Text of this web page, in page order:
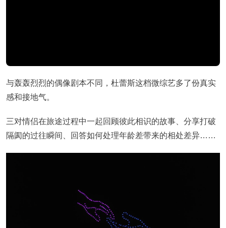
与轰轰烈烈的偶像剧本不同，杜蕾斯这档微综艺多了份真实
感和接地气。
三对情侣在旅途过程中一起回顾彼此相识的故事、分享打破
隔阂的过往瞬间、回答如何处理年龄差带来的相处差异……